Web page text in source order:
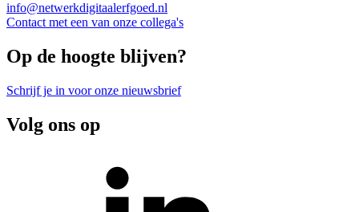
info@netwerkdigitaalerfgoed.nl
Contact met een van onze collega's
Op de hoogte blijven?
Schrijf je in voor onze nieuwsbrief
Volg ons op